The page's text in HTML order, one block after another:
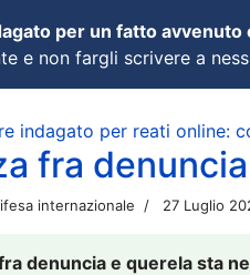
per un fatto avvenuto
e non fargli scrivere a
indagato per reati online:
fra
internazionale 27 Luglio
denuncia e querela sta